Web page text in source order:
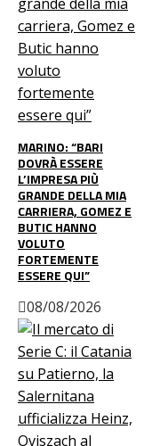
MARINO: “BARI
DOVRÀ ESSERE
L’IMPRESA PIÙ
GRANDE DELLA MIA
CARRIERA, GOMEZ E
BUTIC HANNO
VOLUTO
FORTEMENTE
ESSERE QUI”
08/08/2026